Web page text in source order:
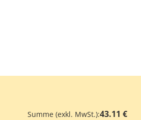
Summe (exkl. MwSt.):43.11 €